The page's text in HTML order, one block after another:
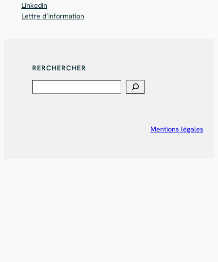
Linkedin
Lettre d’information
RERCHERCHER
Mentions légales